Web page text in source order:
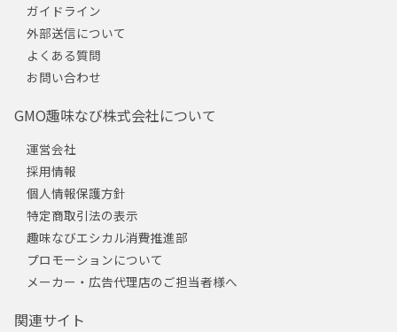
ガイドライン
外部送信について
よくある質問
お問い合わせ
GMO趣味なび株式会社について
運営会社
採用情報
個人情報保護方針
特定商取引法の表示
趣味なびエシカル消費推進部
プロモーションについて
メーカー・広告代理店のご担当者様へ
関連サイト